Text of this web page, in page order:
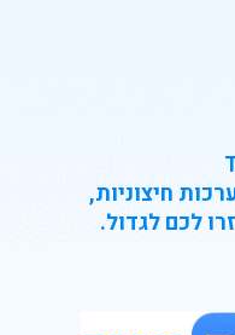
חיצוניות,
לכם לגדול.